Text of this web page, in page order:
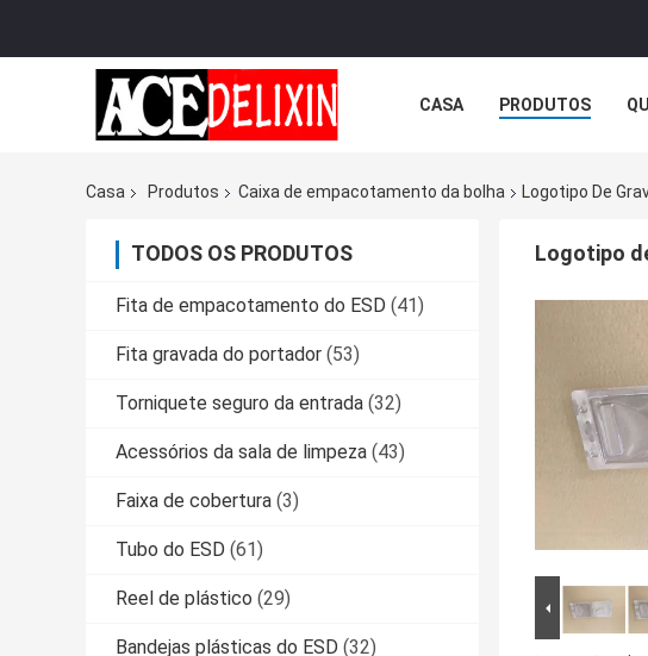
CASA PRODUTOS
Casa Produtos Caixa de empacotamento da bolha Logotipo De
TODOS OS PRODUTOS
Fita de empacotamento do ESD (41)
Fita gravada do portador (53)
Torniquete seguro da entrada (32)
Acessórios da sala de limpeza (43)
Faixa de cobertura (3)
Tubo do ESD (61)
Reel de plástico (29)
Bandejas plásticas do ESD (32)
Logotipo